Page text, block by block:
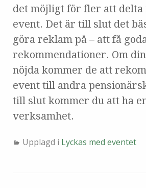
det möjligt för fler att
event. Det är till slut det
göra reklam på – att få
rekommendationer. Om
nöjda kommer de att
event till andra
till slut kommer du att ha
verksamhet.
Upplagd i Lyckas med eventet